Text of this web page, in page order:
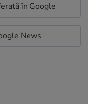
în Google
News